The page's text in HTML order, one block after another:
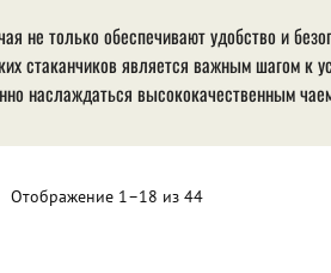
не только обеспечивают удобство и
стаканчиков является важным шагом к
наслаждаться высококачественным
Отображение 1–18 из 44